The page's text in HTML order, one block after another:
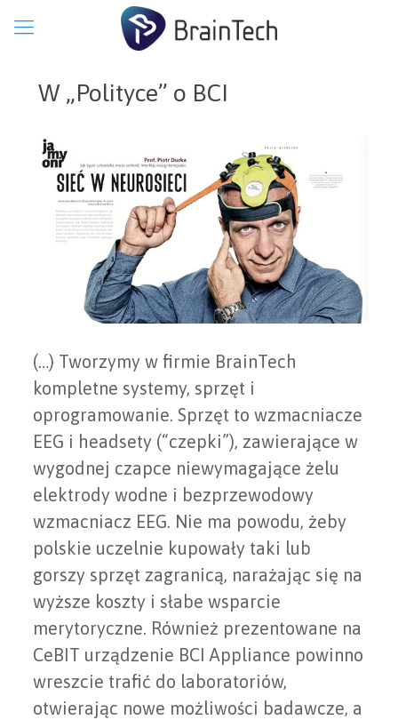
W „Polityce” o BCI
(…) Tworzymy w firmie BrainTech
kompletne systemy, sprzęt i
oprogramowanie. Sprzęt to wzmacniacze
EEG i headsety (“czepki”), zawierające w
wygodnej czapce niewymagające żelu
elektrody wodne i bezprzewodowy
wzmacniacz EEG. Nie ma powodu, żeby
polskie uczelnie kupowały taki lub
gorszy sprzęt zagranicą, narażając się na
wyższe koszty i słabe wsparcie
merytoryczne. Również prezentowane na
CeBIT urządzenie BCI Appliance powinno
wreszcie trafić do laboratoriów,
otwierając nowe możliwości badawcze, a